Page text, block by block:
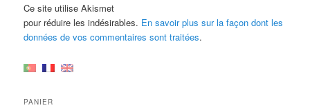
Ce site utilise Akismet
pour réduire les indésirables. En savoir plus sur la façon dont les
données de vos commentaires sont traitées.
PANIER